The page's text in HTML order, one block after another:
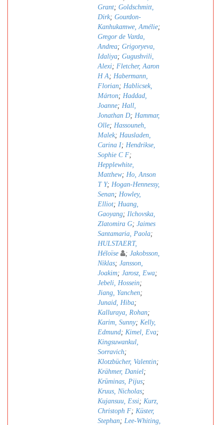
Grant; Goldschmitt,
Dirk; Gourdon-
Kanhukamwe, Amélie;
Gregor de Varda,
Andrea; Grigoryeva,
Idaliya; Gugushvili,
Alexi; Fletcher, Aaron
H A; Habermann,
Florian; Hablicsek,
Márton; Haddad,
Joanne; Hall,
Jonathan D; Hammar,
Olle; Hassouneh,
Malek; Hausladen,
Carina I; Hendrikse,
Sophie C F;
Hepplewhite,
Matthew; Ho, Anson
T Y; Hogan-Hennessy,
Senan; Howley,
Elliot; Huang,
Gaoyang; Ilchovska,
Zlatomira G; Jaimes
Santamaria, Paola;
HULSTAERT,
Héloïse
; Jakobsson,
Niklas; Jansson,
Joakim; Jarosz, Ewa;
Jebeli, Hossein;
Jiang, Yanchen;
Junaid, Hiba;
Kalluraya, Rohan;
Karim, Sunny; Kelly,
Edmund; Kimel, Eva;
Kingsuwankul,
Sorravich;
Klotzbücher, Valentin;
Krähmer, Daniel;
Krūminas, Pijus;
Kruus, Nicholas;
Kujansuu, Essi; Kurz,
Christoph F; Küster,
Stephan; Lee-Whiting,